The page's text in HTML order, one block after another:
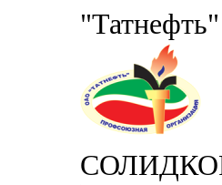
"Татнефть"